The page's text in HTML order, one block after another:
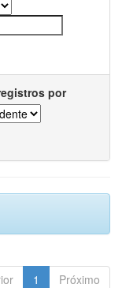
por
1 Próximo